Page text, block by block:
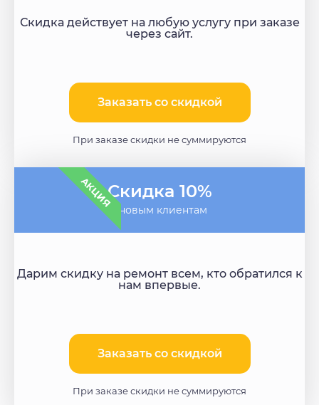
Скидка действует на любую услугу при заказе
через сайт.
Заказать со скидкой
При заказе скидки не суммируются
АКЦИЯСкидка 10%
- новым клиентам
Дарим скидку на ремонт всем, кто обратился к
нам впервые.
Заказать со скидкой​
При заказе скидки не суммируются